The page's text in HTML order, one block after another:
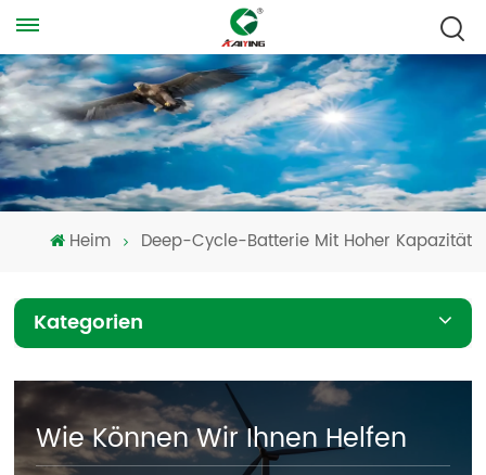
Heim Deep-Cycle-Batterie Mit Hoher Kapazität
Kategorien
Wie Können Wir Ihnen Helfen